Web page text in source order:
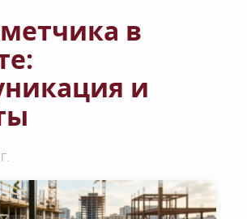
в
и